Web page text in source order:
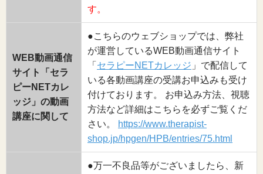
す。
WEB動画通信
サイト「セラ
ピーNETカレ
ッジ」の動画
講座に関して
●こちらのウェブショップでは、弊社
が運営しているWEB動画通信サイト
「 セラピーNETカレッジ 」で配信して
いる各動画講座の受講お申込みも受け
付けております。 お申込み方法、視聴
方法など詳細はこちらを必ずご覧くだ
さい。
https://www.therapist-
shop.jp/hpgen/HPB/entries/75.html
●万一不良品等がございましたら、新